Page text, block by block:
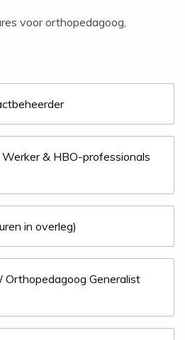
voor orthopedagoog,
& HBO-professionals
in overleg)
Orthopedagoog Generalist